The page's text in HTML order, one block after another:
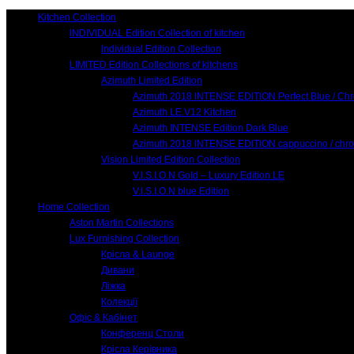
Kitchen Collection
INDIVIDUAL Edition Collection of kitchen
Individual Edition Collection
LIMITED Edition Collections of kitchens
Azimuth Limited Edition
Azimuth 2018 INTENSE EDITION Perfect Blue /
Azimuth LE.V12 Kitchen
Azimuth INTENSE Edition Dark Blue
Azimuth 2018 INTENSE EDITION cappuccino /
Vision Limited Edition Collection
V.I.S.I.O.N Gold – Luxury Edition LE
V.I.S.I.O.N blue Edition
Home Collection
Aston Martin Collections
Lux Furnishing Collection
Крісла & Launge
Дивани
Ліжка
Колекції
Офіс & Кабінет
Конференц Столи
Крісла Керівника